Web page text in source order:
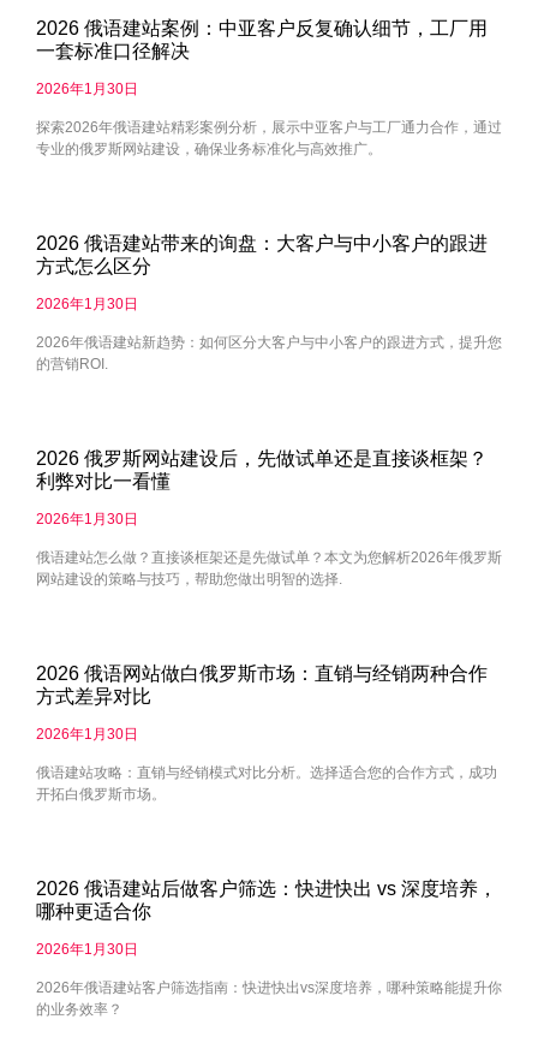
2026 俄语建站案例：中亚客户反复确认细节，工厂用
一套标准口径解决
2026年1月30日
探索2026年俄语建站精彩案例分析，展示中亚客户与工厂通力合作，通过
专业的俄罗斯网站建设，确保业务标准化与高效推广。
2026 俄语建站带来的询盘：大客户与中小客户的跟进
方式怎么区分
2026年1月30日
2026年俄语建站新趋势：如何区分大客户与中小客户的跟进方式，提升您
的营销ROI.
2026 俄罗斯网站建设后，先做试单还是直接谈框架？
利弊对比一看懂
2026年1月30日
俄语建站怎么做？直接谈框架还是先做试单？本文为您解析2026年俄罗斯
网站建设的策略与技巧，帮助您做出明智的选择.
2026 俄语网站做白俄罗斯市场：直销与经销两种合作
方式差异对比
2026年1月30日
俄语建站攻略：直销与经销模式对比分析。选择适合您的合作方式，成功
开拓白俄罗斯市场。
2026 俄语建站后做客户筛选：快进快出 vs 深度培养，
哪种更适合你
2026年1月30日
2026年俄语建站客户筛选指南：快进快出vs深度培养，哪种策略能提升你
的业务效率？